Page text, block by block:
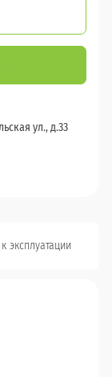
ул., д.33
эксплуатации